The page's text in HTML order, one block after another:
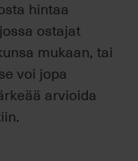
hintaa
ostajat
mukaan, tai
voi jopa
arvioida